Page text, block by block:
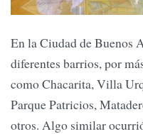
En la Ciudad de Buenos
diferentes barrios, por
como Chacarita, Villa
Parque Patricios,
otros. Algo similar